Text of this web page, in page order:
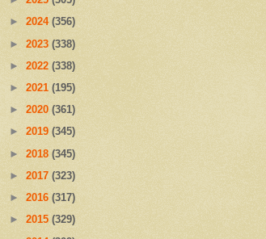
► 2024 (356)
► 2023 (338)
► 2022 (338)
► 2021 (195)
► 2020 (361)
► 2019 (345)
► 2018 (345)
► 2017 (323)
► 2016 (317)
► 2015 (329)